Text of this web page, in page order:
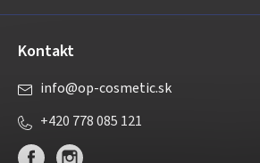
Kontakt
info@op-cosmetic.sk
+420 778 085 121